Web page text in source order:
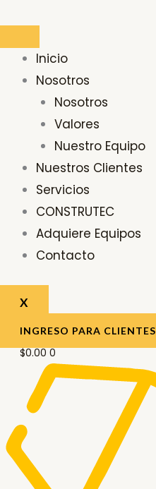
contenido
Inicio
Nosotros
Nosotros
Valores
Nuestro Equipo
Nuestros Clientes
Servicios
CONSTRUTEC
Adquiere Equipos
Contacto
X
INGRESO PARA CLIENTES
$0.00 0